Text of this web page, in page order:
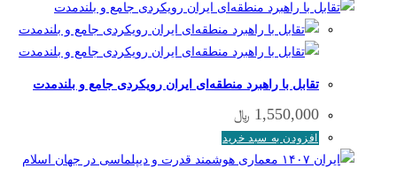
تقابل با راهبرد منطقه‌ای ایران رویکردی جامع و بلندمدت
1,550,000 ﷼
افزودن به سبد خرید